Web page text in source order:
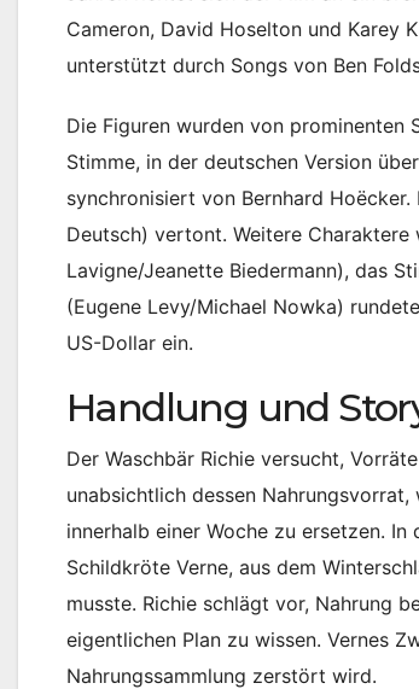
Cameron, David Hoselton und Karey
unterstützt durch Songs von Ben
Die Figuren wurden von prominenten
Stimme, in der deutschen Version
synchronisiert von Bernhard
Deutsch) vertont. Weitere Charaktere
Lavigne/Jeanette Biedermann), das
(Eugene Levy/Michael Nowka)
US-Dollar ein.
Handlung und
Der Waschbär Richie versucht,
unabsichtlich dessen
innerhalb einer Woche zu ersetzen.
Schildkröte Verne, aus dem
musste. Richie schlägt vor, Nahrung
eigentlichen Plan zu wissen. Vernes
Nahrungssammlung zerstört wird.